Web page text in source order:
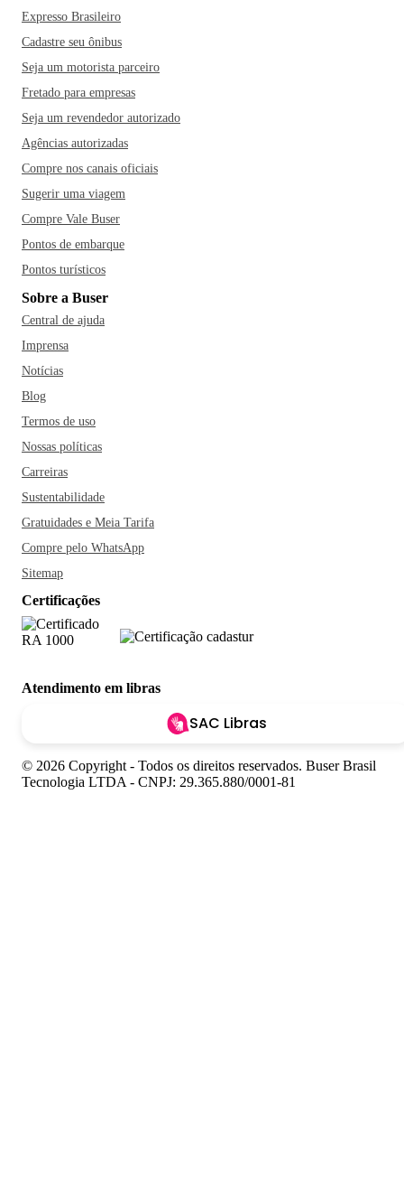
Expresso Brasileiro
Cadastre seu ônibus
Seja um motorista parceiro
Fretado para empresas
Seja um revendedor autorizado
Agências autorizadas
Compre nos canais oficiais
Sugerir uma viagem
Compre Vale Buser
Pontos de embarque
Pontos turísticos
Sobre a Buser
Central de ajuda
Imprensa
Notícias
Blog
Termos de uso
Nossas políticas
Carreiras
Sustentabilidade
Gratuidades e Meia Tarifa
Compre pelo WhatsApp
Sitemap
Certificações
Atendimento em libras
SAC Libras
© 2026 Copyright - Todos os direitos reservados. Buser Brasil
Tecnologia LTDA - CNPJ: 29.365.880/0001-81